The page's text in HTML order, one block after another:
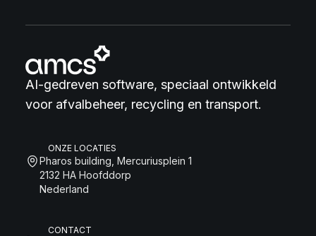
AI-gedreven software, speciaal ontwikkeld
voor afvalbeheer, recycling en transport.
ONZE LOCATIES
Pharos building, Mercuriusplein 1
2132 HA Hoofddorp
Nederland
CONTACT